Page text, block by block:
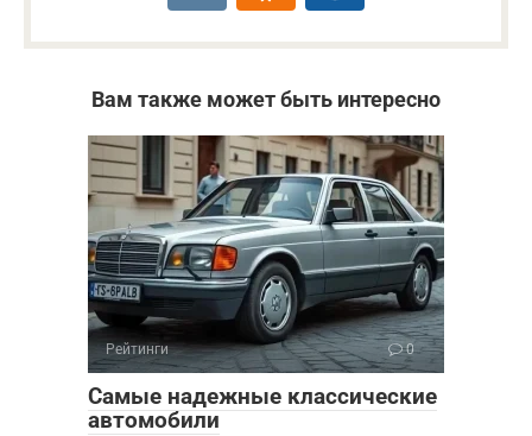
Вам также может быть интересно
Рейтинги 0
Самые надежные классические
автомобили